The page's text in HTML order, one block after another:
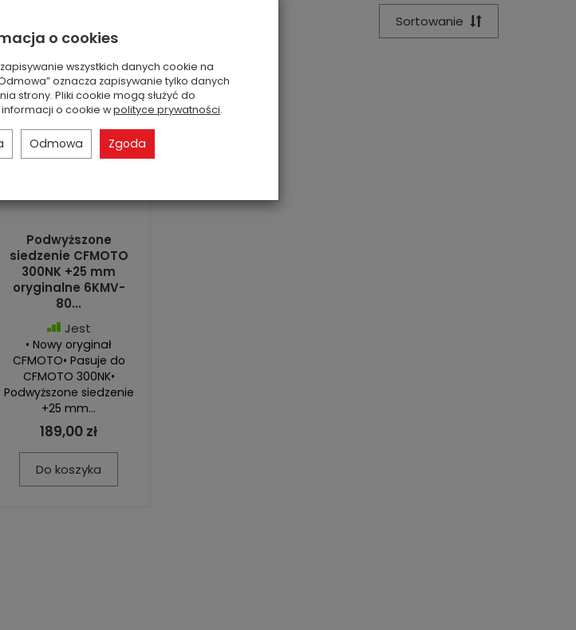
Sortowanie
Podwyższone
siedzenie CFMOTO
300NK +25 mm
oryginalne 6KMV-
80...
Jest
• Nowy oryginał
CFMOTO• Pasuje do
CFMOTO 300NK•
Podwyższone siedzenie
+25 mm...
189,00 zł
Do koszyka
o cookies
wszystkich danych cookie na
oznacza zapisywanie tylko danych
strony. Pliki cookie mogą służyć do
o cookie wpolityce prywatności.
Odmowa Zgoda